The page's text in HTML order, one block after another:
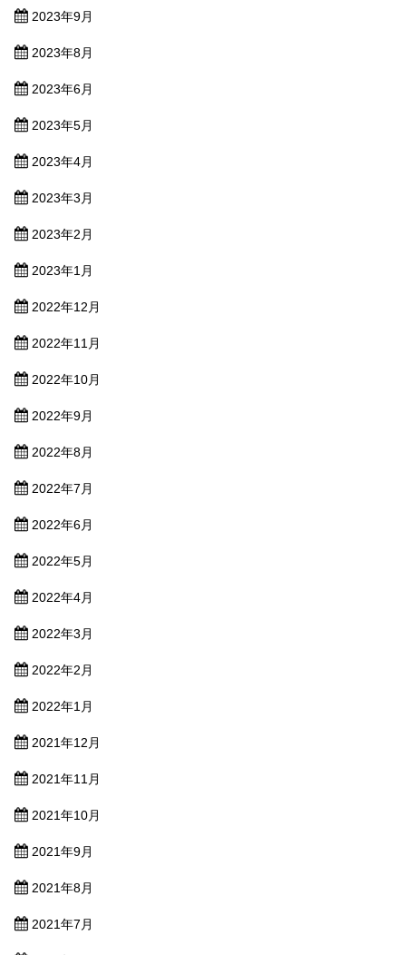
2023年9月
2023年8月
2023年6月
2023年5月
2023年4月
2023年3月
2023年2月
2023年1月
2022年12月
2022年11月
2022年10月
2022年9月
2022年8月
2022年7月
2022年6月
2022年5月
2022年4月
2022年3月
2022年2月
2022年1月
2021年12月
2021年11月
2021年10月
2021年9月
2021年8月
2021年7月